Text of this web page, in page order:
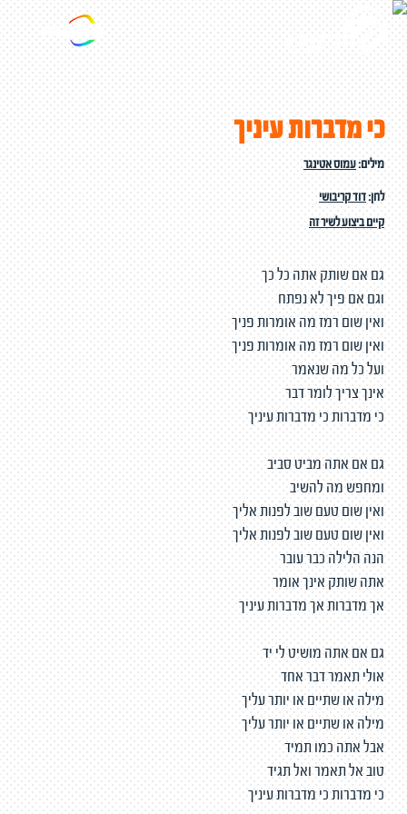
כי מדברות עיניך
מילים:עמוס אטינגר
לחן:דוד קריבושי
קיים ביצוע לשיר זה
גם אם שותק אתה כל כך
וגם אם פיך לא נפתח
ואין שום רמז מה אומרות פניך
ואין שום רמז מה אומרות פניך
ועל כל מה שנאמר
אינך צריך לומר דבר
כי מדברות כי מדברות עיניך
גם אם אתה מביט סביב
ומחפש מה להשיב
ואין שום טעם שוב לפנות אליך
ואין שום טעם שוב לפנות אליך
הנה הלילה כבר עובר
אתה שותק אינך אומר
אך מדברות אך מדברות עיניך
גם אם אתה מושיט לי יד
אולי תאמר דבר אחד
מילה או שתיים או יותר עליך
מילה או שתיים או יותר עליך
אבל אתה כמו תמיד
טוב אל תאמר ואל תגיד
כי מדברות כי מדברות עיניך